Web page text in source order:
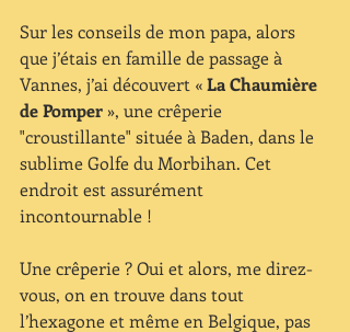
Sur les conseils de mon papa, alors
que j’étais en famille de passage à
Vannes, j’ai découvert « La Chaumière
de Pomper », une crêperie
"croustillante" située à Baden, dans le
sublime Golfe du Morbihan. Cet
endroit est assurément
incontournable !
Une crêperie ? Oui et alors, me direz-
vous, on en trouve dans tout
l’hexagone et même en Belgique, pas